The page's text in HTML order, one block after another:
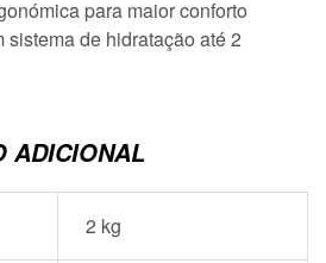
para maior conforto
sistema de hidratação até 2
ADICIONAL
2 kg